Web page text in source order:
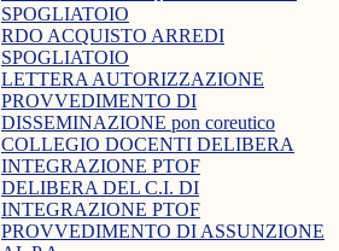
SPOGLIATOIO
RDO ACQUISTO ARREDI
SPOGLIATOIO
LETTERA AUTORIZZAZIONE
PROVVEDIMENTO DI
DISSEMINAZIONE pon coreutico
COLLEGIO DOCENTI DELIBERA
INTEGRAZIONE PTOF
DELIBERA DEL C.I. DI
INTEGRAZIONE PTOF
PROVVEDIMENTO DI ASSUNZIONE